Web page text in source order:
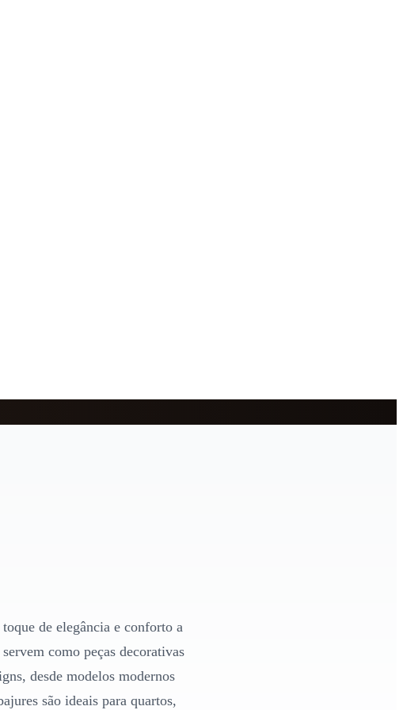
de elegância e conforto a
como peças decorativas
desde modelos modernos
são ideais para quartos,